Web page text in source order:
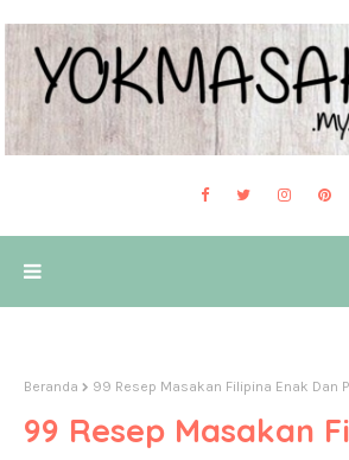
Beranda 99 Resep Masakan Filipina Enak Dan
99 Resep Masakan